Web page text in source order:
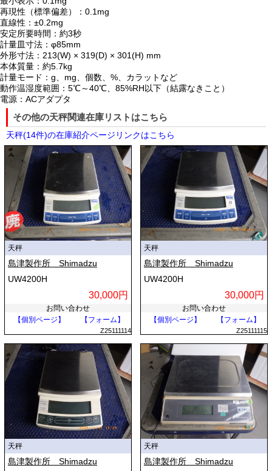
再現性（標準偏差）：0.1mg
直線性：±0.2mg
安定所要時間：約3秒
計量皿寸法：φ85mm
外形寸法：213(W) × 319(D) × 301(H) mm
本体質量：約5.7kg
計量モード：g、mg、個数、%、カラットなど
動作温湿度範囲：5℃～40℃、85%RH以下（結露なきこと）
電源：ACアダプタ
その他の天秤関連在庫リストはこちら
天秤(14件)の在庫紹介ページリンクはこちら
天秤
島津製作所 Shimadzu
UW4200H
30,000円
お問い合わせ
【個別ページ】
【フォーム】
Z25111114
天秤
島津製作所 Shimadzu
UW4200H
30,000円
お問い合わせ
【個別ページ】
【フォーム】
Z25111115
天秤
島津製作所 Shimadzu
天秤
島津製作所 Shimadzu